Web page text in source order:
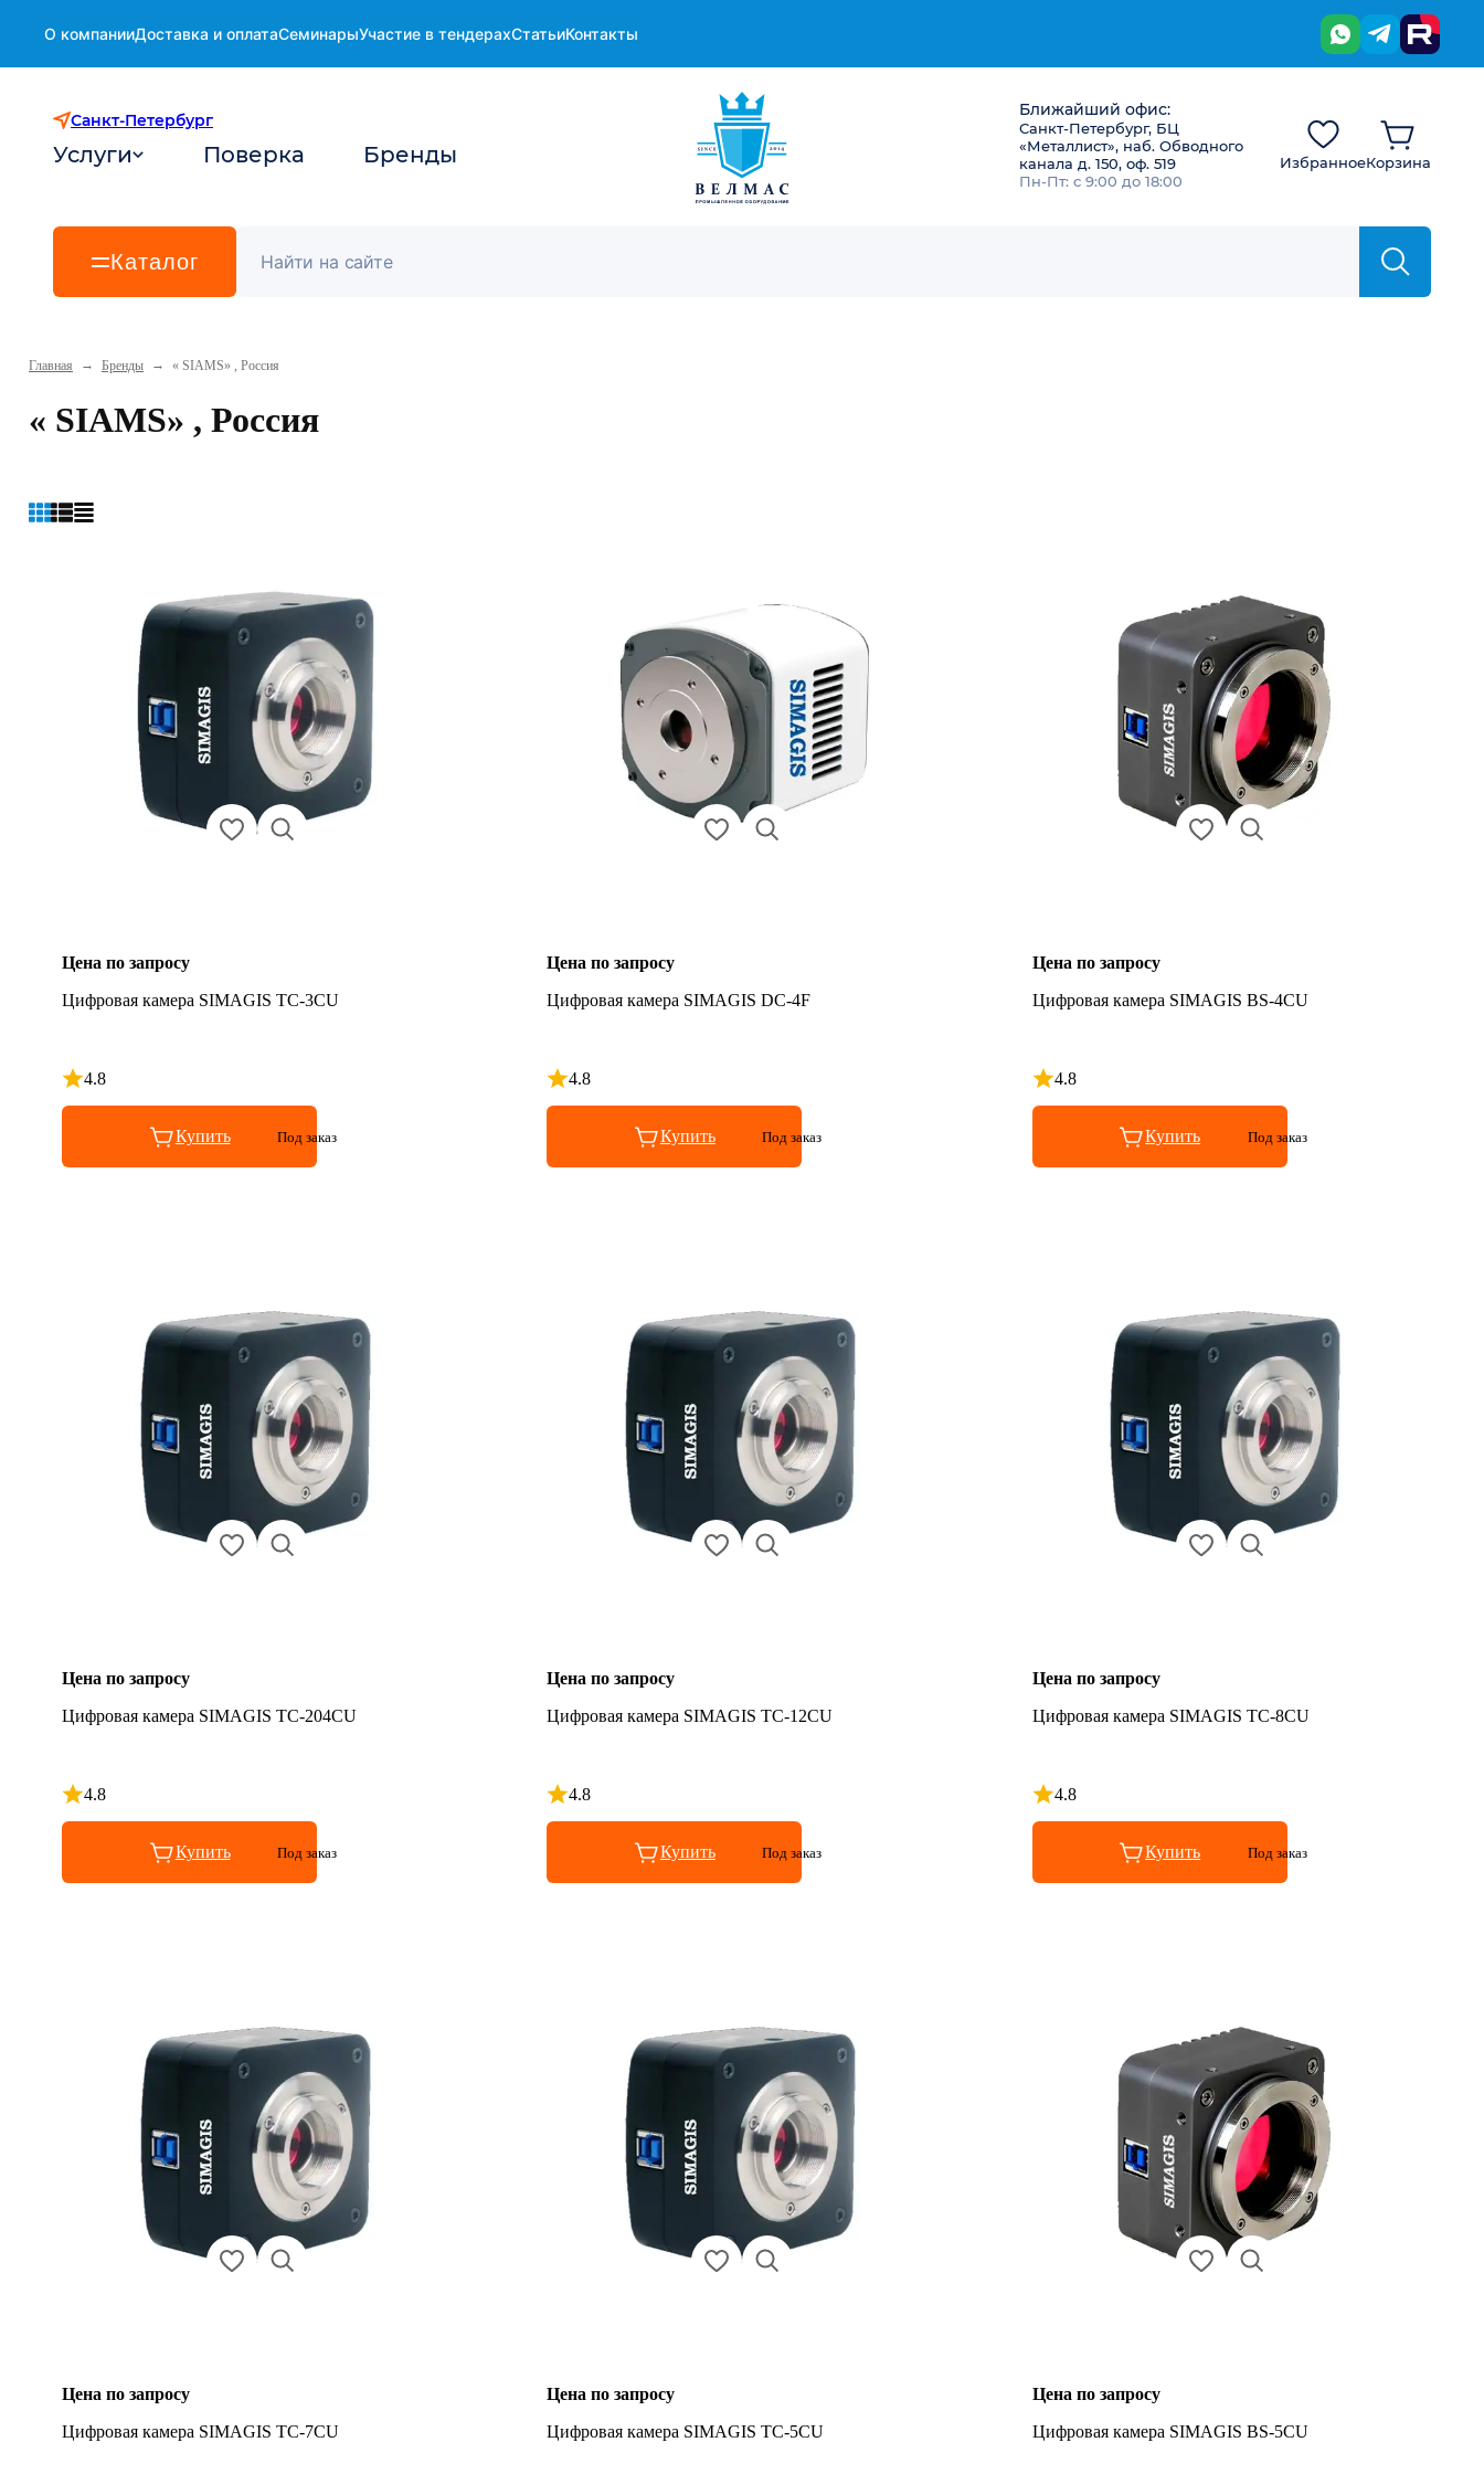
О компанииДоставка и оплатаСеминарыУчастие в тендерахСтатьиКонтакты
Санкт-Петербург
Услуги Поверка Бренды
Ближайший офис:
Санкт-Петербург, БЦ
«Металлист», наб. Обводного
канала д. 150, оф. 519
Пн-Пт: с 9:00 до 18:00
ИзбранноеКорзина
Каталог
Главная → Бренды → « SIAMS» , Россия
« SIAMS» , Россия
Цена по запросу
Цифровая камера SIMAGIS TC-3CU
4.8
Рейтинг 4.8 из 5
Купить Под заказ
Цена по запросу
Цифровая камера SIMAGIS DC-4F
4.8
Рейтинг 4.8 из 5
Купить Под заказ
Цена по запросу
Цифровая камера SIMAGIS BS-4CU
4.8
Рейтинг 4.8 из 5
Купить Под заказ
Цена по запросу
Цифровая камера SIMAGIS TC-204CU
4.8
Рейтинг 4.8 из 5
Купить Под заказ
Цена по запросу
Цифровая камера SIMAGIS TC-12CU
4.8
Рейтинг 4.8 из 5
Купить Под заказ
Цена по запросу
Цифровая камера SIMAGIS TC-8CU
4.8
Рейтинг 4.8 из 5
Купить Под заказ
Цена по запросу
Цифровая камера SIMAGIS TC-7CU
Цена по запросу
Цифровая камера SIMAGIS TC-5CU
Цена по запросу
Цифровая камера SIMAGIS BS-5CU